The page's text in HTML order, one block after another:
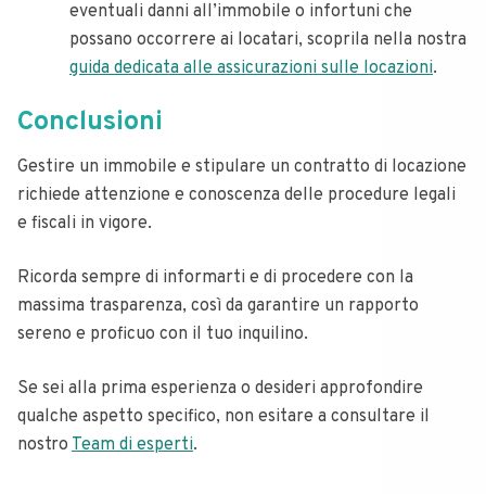
eventuali danni all’immobile o infortuni che
possano occorrere ai locatari, scoprila nella nostra
guida dedicata alle assicurazioni sulle locazioni.
Conclusioni
Gestire un immobile e stipulare un contratto di locazione
richiede attenzione e conoscenza delle procedure legali
e fiscali in vigore.
Ricorda sempre di informarti e di procedere con la
massima trasparenza, così da garantire un rapporto
sereno e proficuo con il tuo inquilino.
Se sei alla prima esperienza o desideri approfondire
qualche aspetto specifico, non esitare a consultare il
nostro Team di esperti.